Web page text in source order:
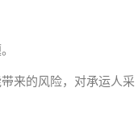
来的风险，对承运人采